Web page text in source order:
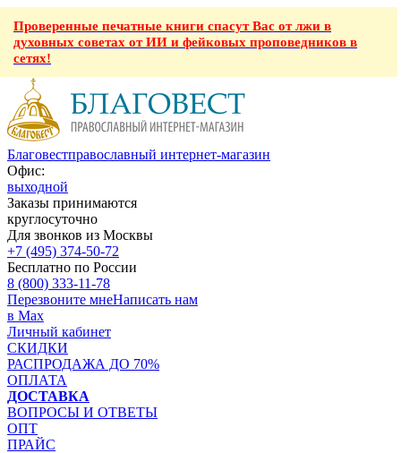
Проверенные печатные книги спасут Вас от лжи в
духовных советах от ИИ и фейковых проповедников в
сетях!
Благовестправославный интернет-магазин
Офис:
выходной
Заказы принимаются
круглосуточно
Для звонков из Москвы
+7 (495) 374-50-72
Бесплатно по России
8 (800) 333-11-78
Перезвоните мнеНаписать нам
в Max
Личный кабинет
СКИДКИ
РАСПРОДАЖА ДО 70%
ОПЛАТА
ДОСТАВКА
ВОПРОСЫ И ОТВЕТЫ
ОПТ
ПРАЙС